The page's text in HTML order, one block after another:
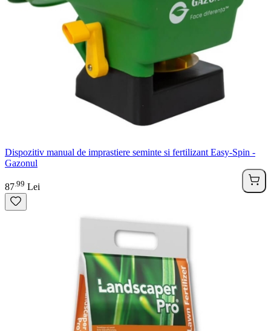
Dispozitiv manual de imprastiere seminte si fertilizant Easy-Spin -
Gazonul
87 99 Lei